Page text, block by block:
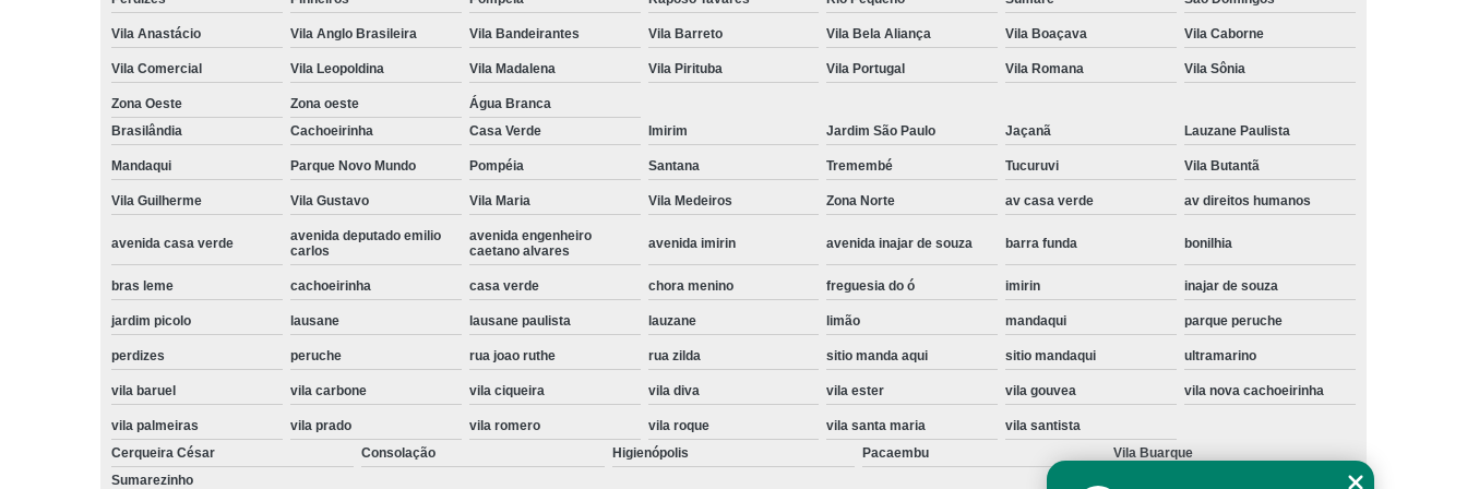
Instalação de Maquina de Lavar Roupa
Instalação de Maquina de Lavar Samsung
Instalação Eletrica Maquina de Lavar Roupa
Instalação Maquina de Lavar Roupa
Instalação para Maquina de Lavar Roupa
Instalar Maquina de Lavar Samsung
Instalar Maquina Lavar Roupa
Maquina de Lavar Roupa Instalação
Samsung Instalação Maquina de Lavar
Instalação de Lava e Seca
Instalação de Lava e Seca Samsung
Instalação de Maquina Lava e Seca
Instalação Lava e Seca
Instalação Lava e Seca Samsung
Instalação Lava Seca
Instalação Maquina Lava e Seca
Instalação Maquina Lava e Seca Samsung
Instalação Samsung Lava e Seca
Lava e Seca Instalação
Lava e Seca Samsung Instalação
Samsung Instalação Lava e Seca
Manutenção de Fogão
Manutenção de Fogão a Gas
Manutenção de Fogão Electrolux
Manutenção em Fogão
Vila Anastácio Vila Anglo Brasileira Vila Bandeirantes Vila Barreto Vila Bela Aliança Vila Boaçava Vila Caborne
Vila Comercial Vila Leopoldina Vila Madalena Vila Pirituba Vila Portugal Vila Romana Vila Sônia
Zona Oeste Zona oeste
Água Branca
Brasilândia
Cachoeirinha Casa Verde Imirim Jardim São Paulo Jaçanã Lauzane Paulista
Mandaqui Parque Novo Mundo Pompéia Santana Tremembé Tucuruvi Vila Butantã
Vila Guilherme Vila Gustavo Vila Maria Vila Medeiros Zona Norte av casa verde av direitos humanos
avenida casa verde
avenida deputado emilio
carlos
avenida engenheiro
caetano alvares
avenida imirin avenida inajar de souza barra funda bonilhia
bras leme cachoeirinha casa verde chora menino freguesia do ó imirin inajar de souza
jardim picolo lausane lausane paulista lauzane limão mandaqui parque peruche
perdizes peruche rua joao ruthe rua zilda sitio manda aqui sitio mandaqui ultramarino
vila baruel vila carbone vila ciqueira vila diva vila ester vila gouvea vila nova cachoeirinha
vila palmeiras vila prado vila romero vila roque vila santa maria
vila santista
Cerqueira César
Consolação Higienópolis Pacaembu
Vila Buarque
Sumarezinho